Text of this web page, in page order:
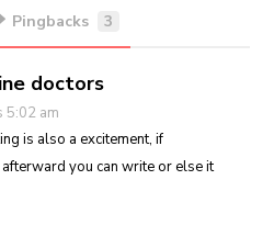
Pingbacks 3
doctors
5:02 am
is also a excitement, if
you can write or else it